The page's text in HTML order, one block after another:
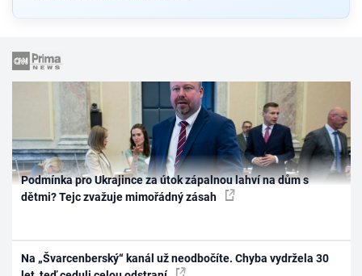
Podmínka pro Ukrajince za útok zápalnou lahví na dům s
dětmi? Tejc zvažuje mimořádný zásah
Na „Švarcenberský“ kanál už neodbočíte. Chyba vydržela 30